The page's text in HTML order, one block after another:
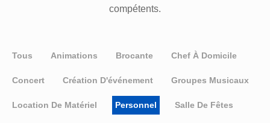
compétents.
Tous Animations Brocante Chef À Domicile
Concert Création D'événement Groupes Musicaux
Location De Matériel Personnel Salle De Fêtes